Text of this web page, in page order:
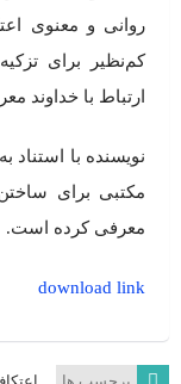
روانی و معنوی
کم‌نظیر برای
ارتباط با خداوند
نویسنده با استناد
مکتبی برای
معرفی کرده است.
download link